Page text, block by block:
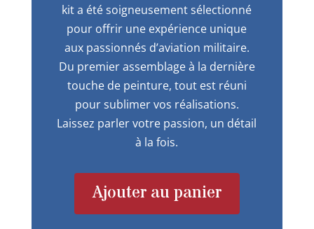
kit a été soigneusement sélectionné
pour offrir une expérience unique
aux passionnés d’aviation militaire.
Du premier assemblage à la dernière
touche de peinture, tout est réuni
pour sublimer vos réalisations.
Laissez parler votre passion, un détail
à la fois.
Ajouter au panier